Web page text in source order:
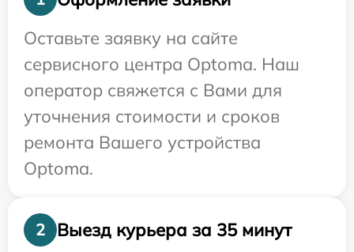
Оставьте заявку на сайте
сервисного центра Optoma. Наш
оператор свяжется с Вами для
уточнения стоимости и сроков
ремонта Вашего устройства
Optoma.
2
Выезд курьера за 35 минут